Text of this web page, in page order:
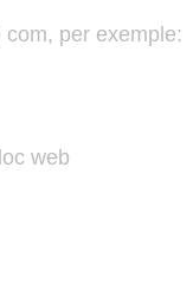
com, per exemple:
web